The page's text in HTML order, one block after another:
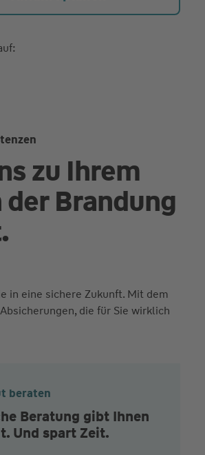
zu Ihrem
der Brandung
in eine sichere Zukunft. Mit dem
die für Sie wirklich
beraten
Beratung gibt Ihnen
Und spart Zeit.